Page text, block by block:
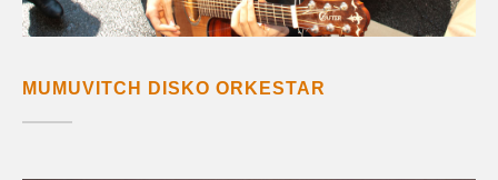
MUMUVITCH DISKO ORKESTAR